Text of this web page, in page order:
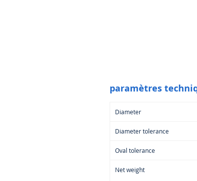
paramètres
Diameter
Diameter tolerance
Oval tolerance
Net weight